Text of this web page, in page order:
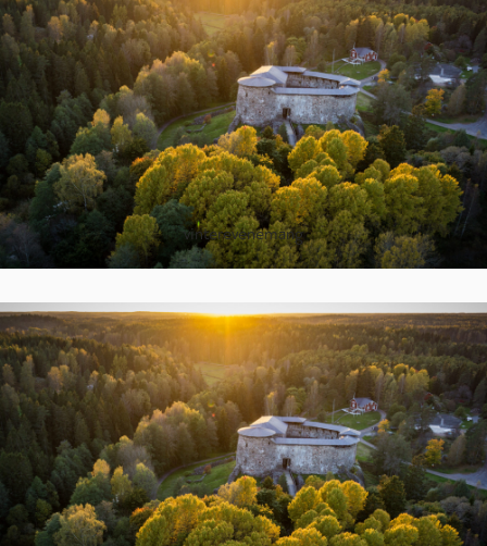
vinterevenemang